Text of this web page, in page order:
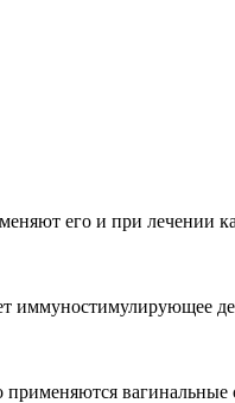
его и при лечении
иммуностимулирующее